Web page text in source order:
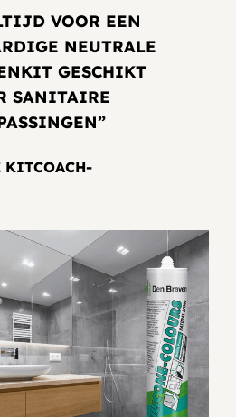
VOOR EEN
NEUTRALE
GESCHIKT
SANITAIRE
KITCOACH-